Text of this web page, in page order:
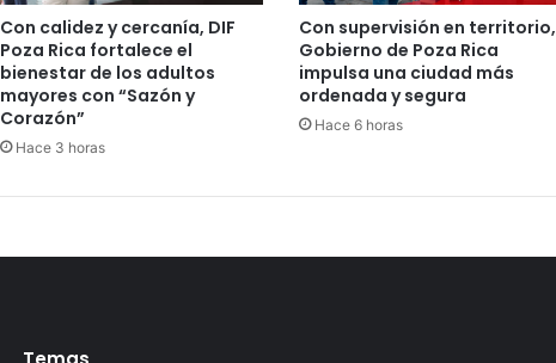
Con calidez y cercanía, DIF
Poza Rica fortalece el
bienestar de los adultos
mayores con “Sazón y
Corazón”
Hace 3 horas
Con supervisión en territorio,
Gobierno de Poza Rica
impulsa una ciudad más
ordenada y segura
Hace 6 horas